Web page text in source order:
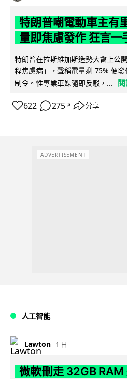
特朗普嘲電動車主有
量即焦慮發作 狂言一
特朗普在拉斯維加斯造勢大會上公
程焦慮病」，聲稱電量剩 75% 便
制令。惟專業車媒隨即反駁，...
622 275 ↗ 分享
ADVERTISEMENT
人工智能
Lawton 1 日
微軟刪走 32GB RAM